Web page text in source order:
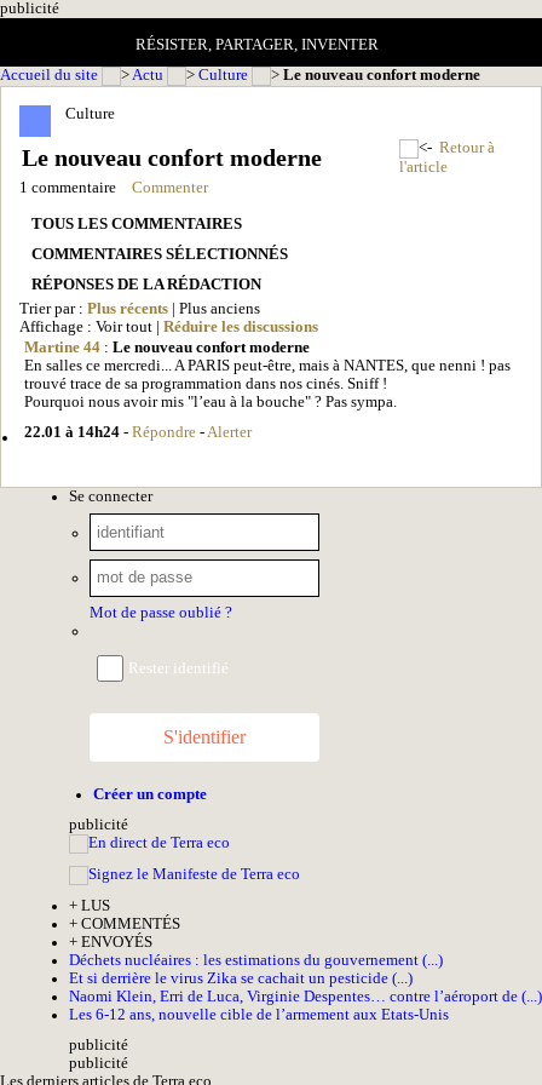
publicité
RÉSISTER, PARTAGER, INVENTER
Accueil du site
Actu Culture Le nouveau confort moderne
Culture
Le nouveau confort moderne
Retour à
l'article
1 commentaire
Commenter
TOUS LES COMMENTAIRES
COMMENTAIRES SÉLECTIONNÉS
RÉPONSES DE LA RÉDACTION
Trier par : Plus récents | Plus anciens
Affichage : Voir tout | Réduire les discussions
Martine 44 : Le nouveau confort moderne
En salles ce mercredi... A PARIS peut-être, mais à NANTES, que nenni ! pas
trouvé trace de sa programmation dans nos cinés. Sniff !
Pourquoi nous avoir mis "l’eau à la bouche" ? Pas sympa.
22.01 à 14h24 - Répondre - Alerter
Se connecter
Mot de passe oublié ?
Rester identifié
S'identifier
Créer un compte
publicité
+ LUS
+ COMMENTÉS
+ ENVOYÉS
Déchets nucléaires : les estimations du gouvernement (...)
Et si derrière le virus Zika se cachait un pesticide (...)
Naomi Klein, Erri de Luca, Virginie Despentes… contre l’aéroport de (...)
Les 6-12 ans, nouvelle cible de l’armement aux Etats-Unis
publicité
publicité
Les derniers articles de Terra eco